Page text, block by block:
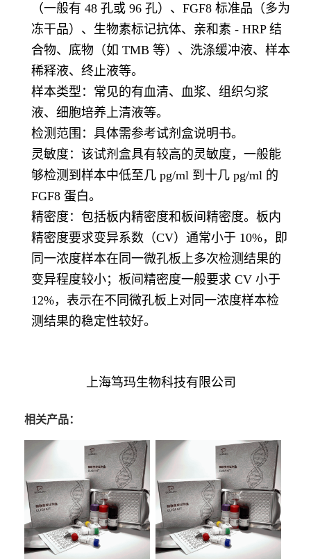
（一般有 48 孔或 96 孔）、FGF8 标准品（多为
冻干品）、生物素标记抗体、亲和素 - HRP 结
合物、底物（如 TMB 等）、洗涤缓冲液、样本
稀释液、终止液等。
样本类型：常见的有血清、血浆、组织匀浆
液、细胞培养上清液等。
检测范围：具体需参考试剂盒说明书。
灵敏度：该试剂盒具有较高的灵敏度，一般能
够检测到样本中低至几 pg/ml 到十几 pg/ml 的
FGF8 蛋白。
精密度：包括板内精密度和板间精密度。板内
精密度要求变异系数（CV）通常小于 10%，即
同一浓度样本在同一微孔板上多次检测结果的
变异程度较小；板间精密度一般要求 CV 小于
12%，表示在不同微孔板上对同一浓度样本检
测结果的稳定性较好。
上海笃玛生物科技有限公司
相关产品：